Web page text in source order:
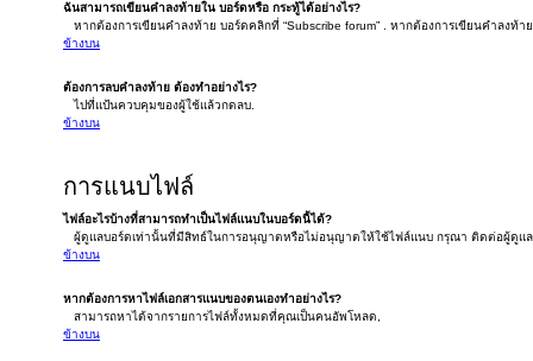
ฉันสามารถเขียนคำลงท้ายใน บอร์ดหรือ กระทู้ได้อย่างไร?
หากต้องการเขียนคำลงท้าย บอร์ดคลิกที่ “Subscribe forum” . หากต้องการเขียนคำลงท้าย
ข้างบน
ต้องการลบคำลงท้าย ต้องทำอย่างไร?
ไปที่แป้นควบคุมของผู้ใช้แล้วกดลบ.
ข้างบน
การแนบไฟล์
ไฟล์อะไรบ้างที่สามารถทำเป็นไฟล์แนบในบอร์ดนี้ได้?
ผู้ดูแลบอร์ดเท่านั้นที่มีสิทธ์ในการอนุญาตหรือไม่อนุญาตให้ใช้ไฟล์แนบ กรุณา ติดต่อผู้ดูแล
ข้างบน
หากต้องการหาไฟล์เอกสารแนบของตนเองทำอย่างไร?
สามารถหาได้จากรายการไฟล์ทั้งหมดที่คุณเป็นคนอัพโหลด,
ข้างบน